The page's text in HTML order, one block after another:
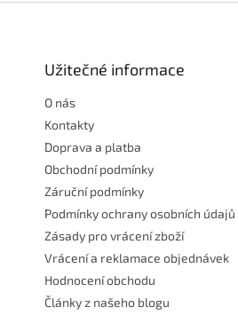
Užitečné informace
O nás
Kontakty
Doprava a platba
Obchodní podmínky
Záruční podmínky
Podmínky ochrany osobních údajů
Zásady pro vrácení zboží
Vrácení a reklamace objednávek
Hodnocení obchodu
Články z našeho blogu